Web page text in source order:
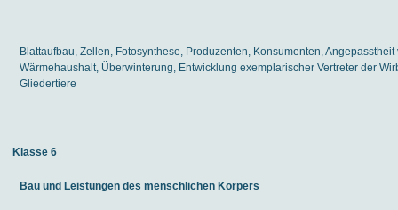
Blattaufbau, Zellen, Fotosynthese, Produzenten, Konsumenten,
Wärmehaushalt, Überwinterung, Entwicklung exemplarischer Vertreter der
Gliedertiere
Klasse 6
Bau und Leistungen des menschlichen Körpers